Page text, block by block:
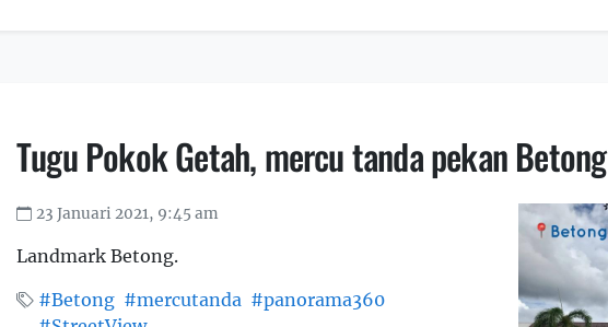
Tugu Pokok Getah, mercu tanda pekan Betong
23 Januari 2021, 9:45 am
Landmark Betong.
#Betong #mercutanda #panorama360